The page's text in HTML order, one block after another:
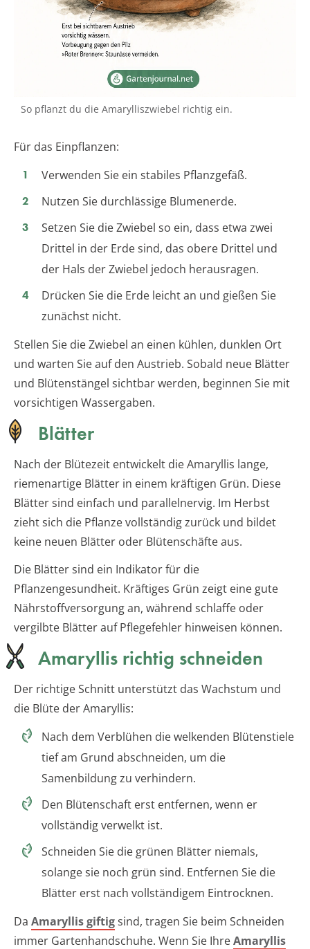
So pflanzt du die Amarylliszwiebel richtig ein.
Für das Einpflanzen:
Verwenden Sie ein stabiles Pflanzgefäß.
Nutzen Sie durchlässige Blumenerde.
Setzen Sie die Zwiebel so ein, dass etwa zwei
Drittel in der Erde sind, das obere Drittel und
der Hals der Zwiebel jedoch herausragen.
Drücken Sie die Erde leicht an und gießen Sie
zunächst nicht.
Stellen Sie die Zwiebel an einen kühlen, dunklen Ort
und warten Sie auf den Austrieb. Sobald neue Blätter
und Blütenstängel sichtbar werden, beginnen Sie mit
vorsichtigen Wassergaben.
Blätter
Nach der Blütezeit entwickelt die Amaryllis lange,
riemenartige Blätter in einem kräftigen Grün. Diese
Blätter sind einfach und parallelnervig. Im Herbst
zieht sich die Pflanze vollständig zurück und bildet
keine neuen Blätter oder Blütenschäfte aus.
Die Blätter sind ein Indikator für die
Pflanzengesundheit. Kräftiges Grün zeigt eine gute
Nährstoffversorgung an, während schlaffe oder
vergilbte Blätter auf Pflegefehler hinweisen können.
Amaryllis richtig schneiden
Der richtige Schnitt unterstützt das Wachstum und
die Blüte der Amaryllis:
Nach dem Verblühen die welkenden Blütenstiele
tief am Grund abschneiden, um die
Samenbildung zu verhindern.
Den Blütenschaft erst entfernen, wenn er
vollständig verwelkt ist.
Schneiden Sie die grünen Blätter niemals,
solange sie noch grün sind. Entfernen Sie die
Blätter erst nach vollständigem Eintrocknen.
Da Amaryllis giftigsind, tragen Sie beim Schneiden
immer Gartenhandschuhe. Wenn Sie IhreAmaryllis